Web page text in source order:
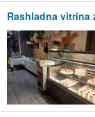
Rashladna vitrina